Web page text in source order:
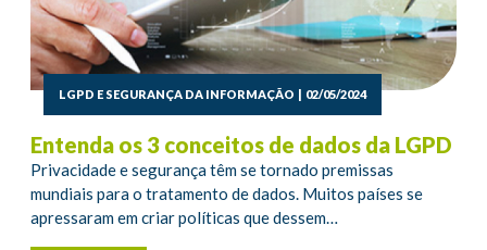
LGPD E SEGURANÇA DA INFORMAÇÃO 02/05/2024
Entenda os 3 conceitos de dados da LGPD
Privacidade e segurança têm se tornado premissas
mundiais para o tratamento de dados. Muitos países se
apressaram em criar políticas que dessem…